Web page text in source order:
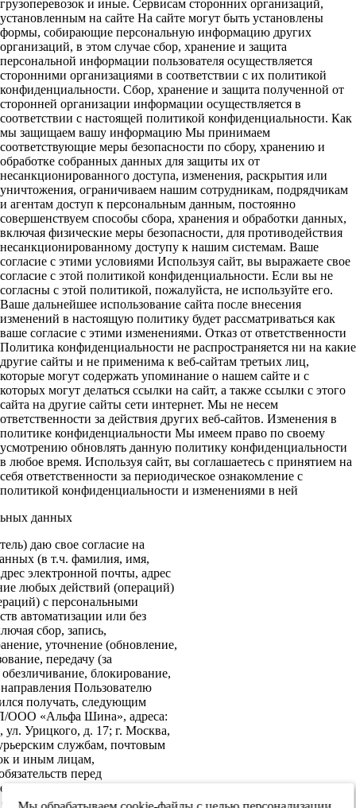
грузоперевозок и иные. Сервисам сторонних организаций,
установленным на сайте На сайте могут быть установлены
формы, собирающие персональную информацию других
организаций, в этом случае сбор, хранение и защита
персональной информации пользователя осуществляется
сторонними организациями в соответствии с их политикой
конфиденциальности. Сбор, хранение и защита полученной от
сторонней организации информации осуществляется в
соответствии с настоящей политикой конфиденциальности. Как
мы защищаем вашу информацию Мы принимаем
соответствующие меры безопасности по сбору, хранению и
обработке собранных данных для защиты их от
несанкционированного доступа, изменения, раскрытия или
уничтожения, ограничиваем нашим сотрудникам, подрядчикам
и агентам доступ к персональным данным, постоянно
совершенствуем способы сбора, хранения и обработки данных,
включая физические меры безопасности, для противодействия
несанкционированному доступу к нашим системам. Ваше
согласие с этими условиями Используя сайт, вы выражаете свое
согласие с этой политикой конфиденциальности. Если вы не
согласны с этой политикой, пожалуйста, не используйте его.
Ваше дальнейшее использование сайта после внесения
изменений в настоящую политику будет рассматриваться как
ваше согласие с этими изменениями. Отказ от ответственности
Политика конфиденциальности не распространяется ни на какие
другие сайты и не применима к веб-сайтам третьих лиц,
которые могут содержать упоминание о нашем сайте и с
которых могут делаться ссылки на сайт, а также ссылки с этого
сайта на другие сайты сети интернет. Мы не несем
ответственности за действия других веб-сайтов. Изменения в
политике конфиденциальности Мы имеем право по своему
усмотрению обновлять данную политику конфиденциальности
в любое время. Используя сайт, вы соглашаетесь с принятием на
себя ответственности за периодическое ознакомление с
политикой конфиденциальности и изменениями в ней
данных
даю свое согласие на
(в т.ч. фамилия, имя,
электронной почты, адрес
любых действий (операций)
с персональными
автоматизации или без
сбор, запись,
уточнение (обновление,
передачу (за
блокирование,
Пользователю
получать, следующим
ООО «Альфа Шина», адреса:
Урицкого, д. 17; г. Москва,
службам, почтовым
и иным лицам,
перед
на передачу в
информационной